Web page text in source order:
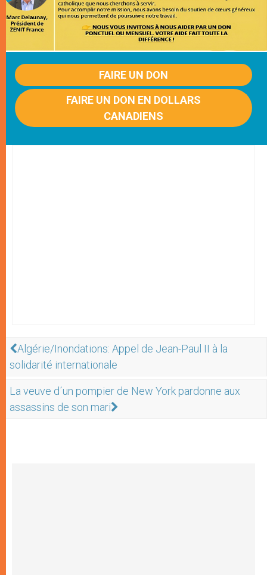
FAIRE UN DON
FAIRE UN DON EN DOLLARS
CANADIENS
Algérie/Inondations: Appel de Jean-Paul II à la
solidarité internationale
La veuve d´un pompier de New York pardonne aux
assassins de son mari